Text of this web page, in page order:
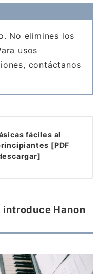
No elimines los
usos
contáctanos
fáciles al
[PDF
introduce Hanon